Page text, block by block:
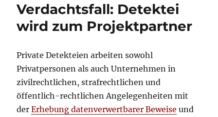
Verdachtsfall: Detektei
wird zum Projektpartner
Private Detekteien arbeiten sowohl
Privatpersonen als auch Unternehmen in
zivilrechtlichen, strafrechtlichen und
öffentlich-rechtlichen Angelegenheiten mit
derErhebung datenverwertbarer Beweise und